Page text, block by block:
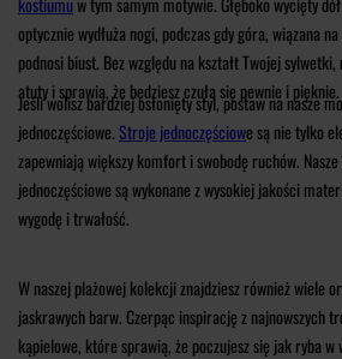
optycznie wydłuża nogi, podczas gdy góra, wiązana
podnosi biust. Bez względu na kształt Twojej
atuty i sprawią, że będziesz czuła się pewnie i pięknie.
Jeśli wolisz bardziej osłonięty styl, postaw na nasze
jednoczęściowe.Stroje jednoczęściowe są nie tylko
zapewniają większy komfort i swobodę ruchów.
jednoczęściowe są wykonane z wysokiej jakości
wygodę i trwałość.
W naszej plażowej kolekcji znajdziesz również wiele
jaskrawych barw. Czerpąc inspirację z najnowszych
kąpielowe, które sprawią, że poczujesz się jak ryba w